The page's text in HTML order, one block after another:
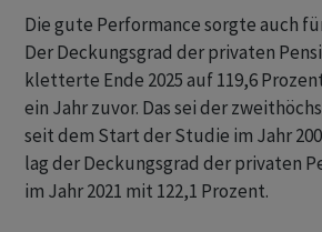
Die gute Performance sorgte auch
Der Deckungsgrad der privaten
kletterte Ende 2025 auf 119,6
ein Jahr zuvor. Das sei der
seit dem Start der Studie im Jahr
lag der Deckungsgrad der privaten
im Jahr 2021 mit 122,1 Prozent.